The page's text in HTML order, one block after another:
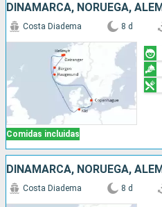
DINAMARCA, NORUEGA,
Comidas incluidas
Costa Diadema 8 d
DINAMARCA, NORUEGA,
Costa Diadema 8 d